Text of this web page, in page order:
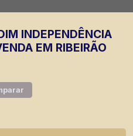
INDEPENDÊNCIA
EM RIBEIRÃO